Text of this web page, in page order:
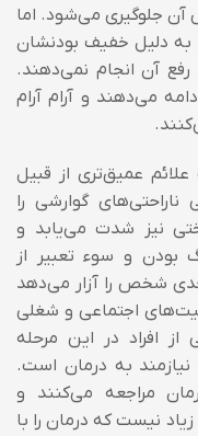
آن جلوگیری می‌شود. اما
به دلیل خفیف بودنشان
آن انجام نمی‌دهند.
می‌دهند و آرام آرام
عمیق‌تری از قبیل
گوارشی را
نیز شدت می‌یابد و
و سوء تعبیر از
شخص را آزار می‌دهد
اجتماعی و شغلی
افراد در این مرحله
به درمان است.
برای درمان مراجعه می‌کنند و
نیست که درمان را با